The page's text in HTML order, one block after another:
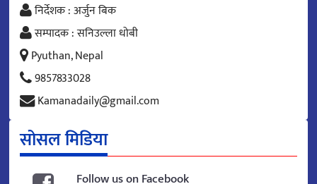
निर्देशक : अर्जुन बिक
सम्पादक : सनिउल्ला धोबी
Pyuthan, Nepal
9857833028
Kamanadaily@gmail.com
सोसल मिडिया
Follow us on Facebook